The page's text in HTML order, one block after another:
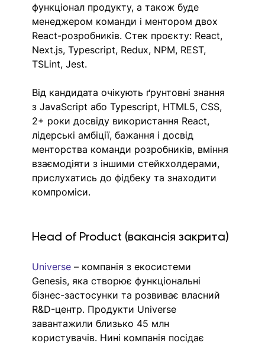
функціонал продукту, а також буде
менеджером команди і ментором двох
React-розробників. Стек проєкту: React,
Next.js, Typescript, Redux, NPM, REST,
TSLint, Jest.
Від кандидата очікують ґрунтовні знання
з JavaScript або Typescript, HTML5, CSS,
2+ роки досвіду використання React,
лідерські амбіції, бажання і досвід
менторства команди розробників, вміння
взаємодіяти з іншими стейкхолдерами,
прислухатись до фідбеку та знаходити
компроміси.
Head of Product (вакансія закрита)
Universe – компанія з екосистеми
Genesis, яка створює функціональні
бізнес-застосунки та розвиває власний
R&D-центр. Продукти Universe
завантажили близько 45 млн
користувачів. Нині компанія посідає